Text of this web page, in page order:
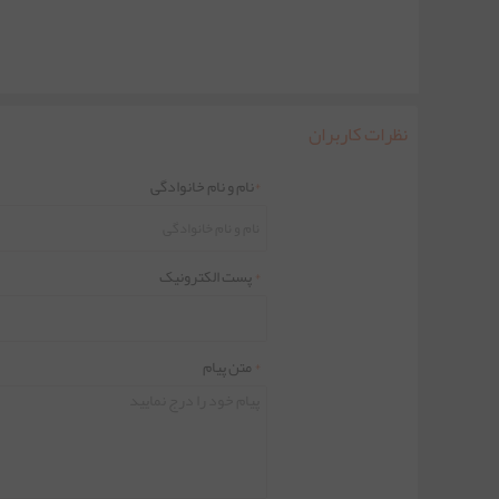
نظرات کاربران
*نام و نام خانوادگی
*پست الکترونیک
* متن پیام